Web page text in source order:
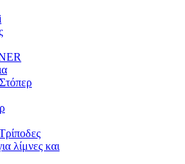
λίμνες και